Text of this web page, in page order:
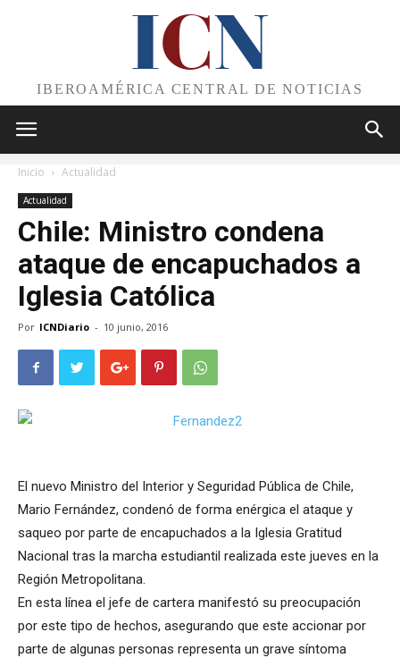
ICN
IBEROAMÉRICA CENTRAL DE NOTICIAS
Inicio Actualidad
Actualidad
Chile: Ministro condena
ataque de encapuchados a
Iglesia Católica
Por ICNDiario - 10 junio, 2016
El nuevo Ministro del Interior y Seguridad Pública de Chile,
Mario Fernández, condenó de forma enérgica el ataque y
saqueo por parte de encapuchados a la Iglesia Gratitud
Nacional tras la marcha estudiantil realizada este jueves en la
Región Metropolitana.
En esta línea el jefe de cartera manifestó su preocupación
por este tipo de hechos, asegurando que este accionar por
parte de algunas personas representa un grave síntoma